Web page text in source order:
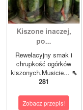
Kiszone inaczej,
po...
Rewelacyjny smak i
chrupkość ogórków
kiszonych.Musicie... ⇖
281
Zobacz przepis!